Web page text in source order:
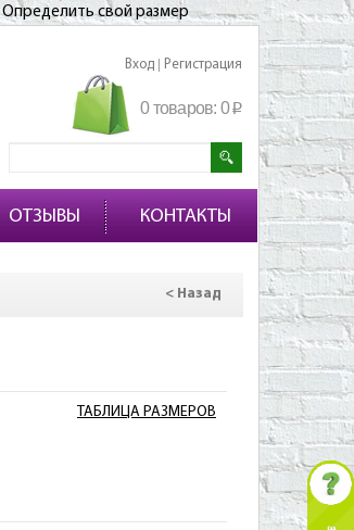
Определить свой размер
Вход Регистрация
0 товаров: 0p
ОТЗЫВЫ КОНТАКТЫ
< Назад
ТАБЛИЦА РАЗМЕРОВ